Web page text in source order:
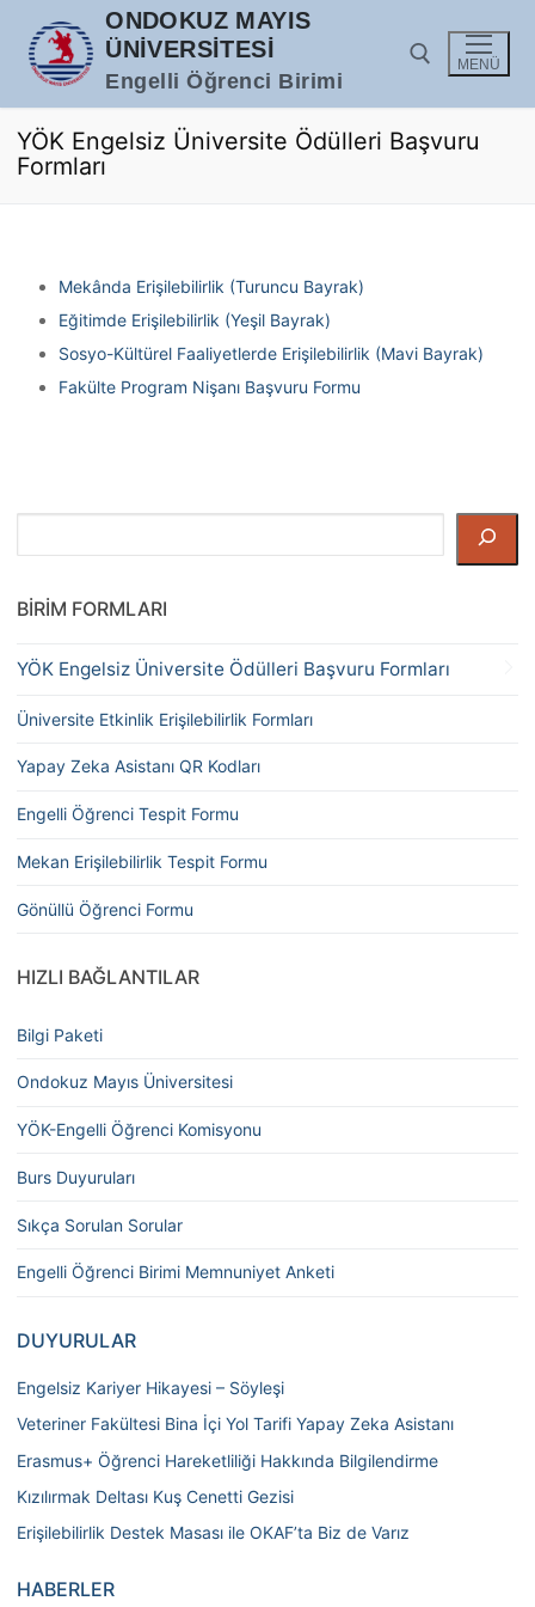
ONDOKUZ MAYIS
ÜNIVERSITESI
Engelli Öğrenci Birimi
Arama:
MENÜ
YÖK Engelsiz Üniversite Ödülleri Başvuru
Formları
Mekânda Erişilebilirlik (Turuncu Bayrak)
Eğitimde Erişilebilirlik (Yeşil Bayrak)
Sosyo-Kültürel Faaliyetlerde Erişilebilirlik (Mavi Bayrak)
Fakülte Program Nişanı Başvuru Formu
BIRIM FORMLARI
YÖK Engelsiz Üniversite Ödülleri Başvuru Formları
Üniversite Etkinlik Erişilebilirlik Formları
Yapay Zeka Asistanı QR Kodları
Engelli Öğrenci Tespit Formu
Mekan Erişilebilirlik Tespit Formu
Gönüllü Öğrenci Formu
HIZLI BAĞLANTILAR
Bilgi Paketi
Ondokuz Mayıs Üniversitesi
YÖK-Engelli Öğrenci Komisyonu
Burs Duyuruları
Sıkça Sorulan Sorular
Engelli Öğrenci Birimi Memnuniyet Anketi
DUYURULAR
Engelsiz Kariyer Hikayesi – Söyleşi
Veteriner Fakültesi Bina İçi Yol Tarifi Yapay Zeka Asistanı
Erasmus+ Öğrenci Hareketliliği Hakkında Bilgilendirme
Kızılırmak Deltası Kuş Cenetti Gezisi
Erişilebilirlik Destek Masası ile OKAF’ta Biz de Varız
HABERLER